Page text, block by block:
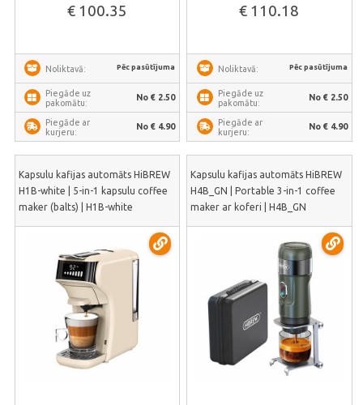
€ 100.35
Noliktavā: Pēc pasūtījuma
Piegāde uz
pakomātu:
No € 2.50
Piegāde ar
kurjeru:
No € 4.90
€ 110.18
Noliktavā: Pēc pasūtījuma
Piegāde uz
pakomātu:
No € 2.50
Piegāde ar
kurjeru:
No € 4.90
Kapsulu kafijas automāts HiBREW
H1B-white | 5-in-1 kapsulu coffee
maker (balts) | H1B-white
Kapsulu kafijas automāts HiBREW
H4B_GN | Portable 3-in-1 coffee
maker ar koferi | H4B_GN